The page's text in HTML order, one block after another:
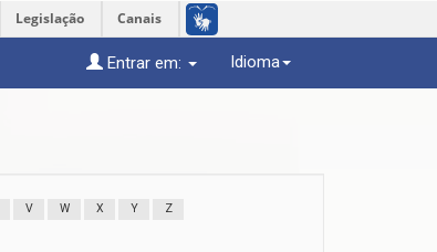
Legislação Canais
Idioma
Entrar em:
V W X Y Z